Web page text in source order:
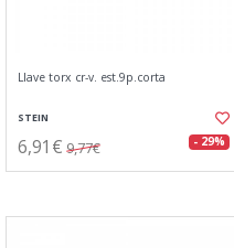
Llave torx cr-v. est.9p.corta
STEIN
6,91€ 9,77€ - 29%